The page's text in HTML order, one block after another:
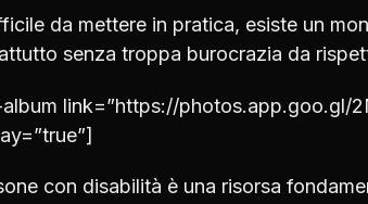
da mettere in pratica, esiste un
senza troppa burocrazia da
link=”https://photos.app.goo.gl/
con disabilità è una risorsa